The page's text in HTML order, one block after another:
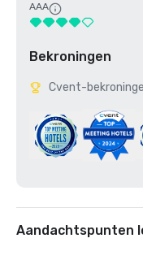
AAA
Bekroningen
Cvent-
Aandachtspunten